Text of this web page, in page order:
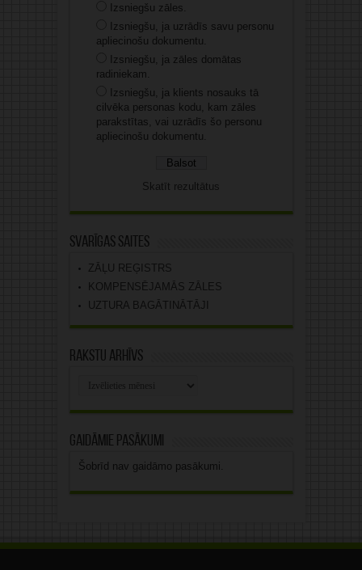
Izsniegšu zāles.
Izsniegšu, ja uzrādīs savu personu
apliecinošu dokumentu.
Izsniegšu, ja zāles domātas
radiniekam.
Izsniegšu, ja klients nosauks tā
cilvēka personas kodu, kam zāles
parakstītas, vai uzrādīs šo personu
apliecinošu dokumentu.
Skatīt rezultātus
Svarīgas saites
ZĀĻU REĢISTRS
KOMPENSĒJAMĀS ZĀLES
UZTURA BAGĀTINĀTĀJI
Rakstu arhīvs
Gaidāmie pasākumi
Šobrīd nav gaidāmo pasākumi.